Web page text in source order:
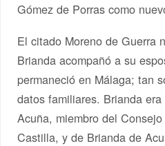
Gómez de Porras como
El citado Moreno de Guerra
Brianda acompañó a su
permaneció en Málaga; tan
datos familiares. Brianda
Acuña, miembro del
Castilla, y de Brianda de